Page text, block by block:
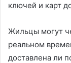
ключей и карт
Жильцы могут
реальном
доставлена ли